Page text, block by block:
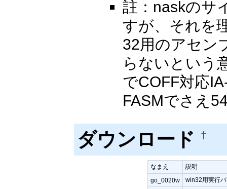
註：naskのサ
すが、それを
32用のアセン
らないという
でCOFF対応
FASMでさえ
ダウンロード †
なまえ 説明
go_0020w win32用実行